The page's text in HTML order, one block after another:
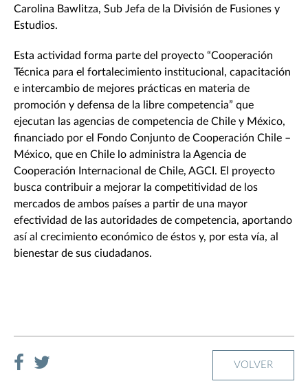
Carolina Bawlitza, Sub Jefa de la División de Fusiones y
Estudios.
Esta actividad forma parte del proyecto “Cooperación
Técnica para el fortalecimiento institucional, capacitación
e intercambio de mejores prácticas en materia de
promoción y defensa de la libre competencia” que
ejecutan las agencias de competencia de Chile y México,
financiado por el Fondo Conjunto de Cooperación Chile –
México, que en Chile lo administra la Agencia de
Cooperación Internacional de Chile, AGCI. El proyecto
busca contribuir a mejorar la competitividad de los
mercados de ambos países a partir de una mayor
efectividad de las autoridades de competencia, aportando
así al crecimiento económico de éstos y, por esta vía, al
bienestar de sus ciudadanos.
VOLVER